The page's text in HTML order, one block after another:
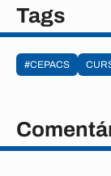
Tags
#CEPACS